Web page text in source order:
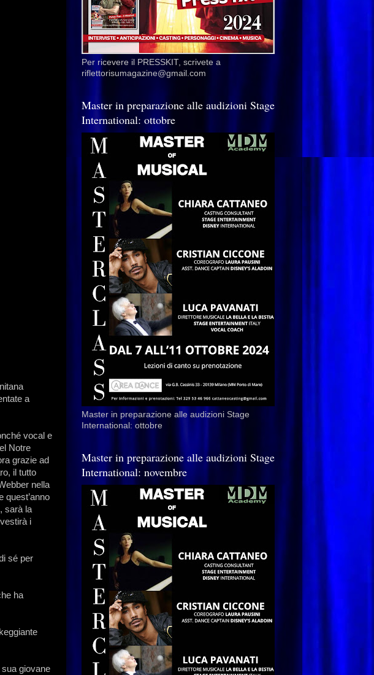
a
vocal e
Notre
grazie ad
il tutto
nella
quest’anno
sarà la
i
sé per
ha
sua giovane
Per ricevere il PRESSKIT, scrivete a
riflettorisumagazine@gmail.com
Master in preparazione alle audizioni Stage
International: ottobre
Master in preparazione alle audizioni Stage
International: ottobre
Master in preparazione alle audizioni Stage
International: novembre